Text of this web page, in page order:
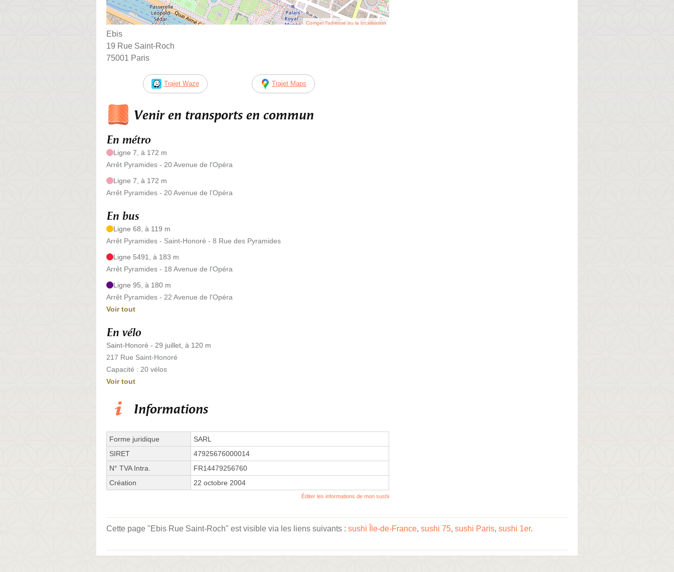
Corriger l’adresse ou la localisation
Ebis
19 Rue Saint-Roch
75001 Paris
Trajet Waze Trajet Maps
Venir en transports en commun
En métro
Ligne 7, à 172 m
Arrêt Pyramides - 20 Avenue de l'Opéra
Ligne 7, à 172 m
Arrêt Pyramides - 20 Avenue de l’Opéra
En bus
Ligne 68, à 119 m
Arrêt Pyramides - Saint-Honoré - 8 Rue des Pyramides
Ligne 5491, à 183 m
Arrêt Pyramides - 18 Avenue de l'Opéra
Ligne 95, à 180 m
Arrêt Pyramides - 22 Avenue de l'Opéra
Voir tout
En vélo
Saint-Honoré - 29 juillet, à 120 m
217 Rue Saint-Honoré
Capacité : 20 vélos
Voir tout
Informations
Forme juridique
SARL
SIRET
47925676000014
N° TVA Intra.
FR14479256760
Création
22 octobre 2004
Éditer les informations de mon sushi
Cette page "Ebis Rue Saint-Roch" est visible via les liens suivants : sushi Île-de-France, sushi 75, sushi Paris, sushi 1er.